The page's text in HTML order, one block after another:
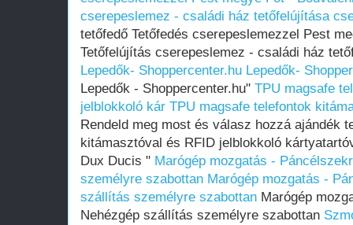
cserepeslemez - családi ház tetőfelújítása
tetőfedő Tetőfedés cserepeslemezzel Pest
Tetőfelújítás cserepeslemez - családi ház
Lepedők- Shoppercenter.hu Lepedők-
Lepedők - Shoppercenter.hu" TPU magsafe
jelblokkoló kár TPU magsafe telefontok
Rendeld meg most és válasz hozzá ajándék
kitámasztóval és RFID jelblokkoló
Dux Ducis " Marógép mozgatás -
személyre szabottan Marógép mozgatás -
szállítás személyre szabottan Marógép
Nehézgép szállítás személyre szabottan